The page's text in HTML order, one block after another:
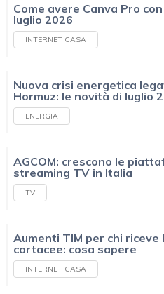
Come avere Canva Pro
luglio 2026
INTERNET CASA
Nuova crisi energetica
Hormuz: le novità di luglio
ENERGIA
AGCOM: crescono le
streaming TV in Italia
TV
Aumenti TIM per chi
cartacee: cosa sapere
INTERNET CASA